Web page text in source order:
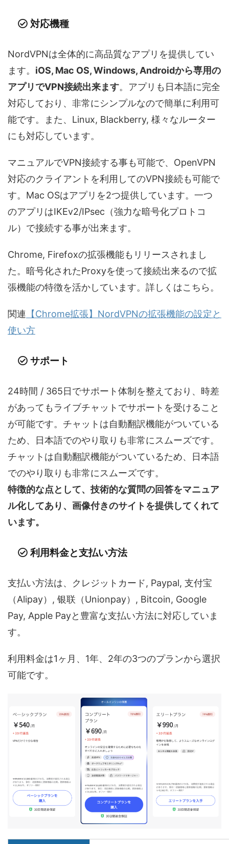
対応機種
NordVPNは全体的に高品質なアプリを提供してい
ます。 iOS, Mac OS, Windows, Androidから専用の
アプリでVPN接続出来ます。アプリも日本語に完全
対応しており、非常にシンプルなので簡単に利用可
能です。また、Linux, Blackberry, 様々なルーター
にも対応しています。
マニュアルでVPN接続する事も可能で、OpenVPN
対応のクライアントを利用してのVPN接続も可能で
す。Mac OSはアプリを2つ提供しています。一つ
のアプリはIKEv2/IPsec（強力な暗号化プロトコ
ル）で接続する事が出来ます。
Chrome, Firefoxの拡張機能もリリースされまし
た。暗号化されたProxyを使って接続出来るので拡
張機能の特徴を活かしています。詳しくはこちら。
関連 【Chrome拡張】NordVPNの拡張機能の設定と
使い方
サポート
24時間 / 365日でサポート体制を整えており、時差
があってもライブチャットでサポートを受けること
が可能です。チャットは自動翻訳機能がついている
ため、日本語でのやり取りも非常にスムーズです。
チャットは自動翻訳機能がついているため、日本語
でのやり取りも非常にスムーズです。
特徴的な点として、技術的な質問の回答をマニュア
ル化してあり、画像付きのサイトを提供してくれて
います。
利用料金と支払い方法
支払い方法は、クレジットカード, Paypal, 支付宝
（Alipay）, 银联（Unionpay）, Bitcoin, Google
Pay, Apple Payと豊富な支払い方法に対応していま
す。
利用料金は1ヶ月、1年、2年の3つのプランから選択
可能です。